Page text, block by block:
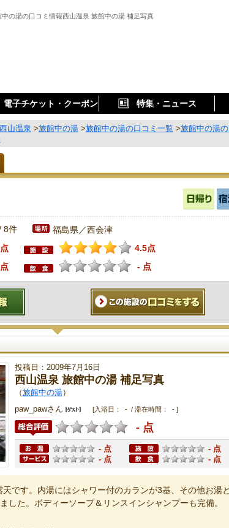
中の湯の口コミ情報西山温泉 旅館中の湯 補足写真
電子チケット・クーポン 特集・ニュース
西山温泉 >旅館中の湯>旅館中の湯の口コミ一覧 >旅館中の湯の
8件 福島県／西会津
4.5点
- 点
投稿日：2009年7月16日
西山温泉 旅館中の湯 補足写真
（旅館中の湯）
paw_pawさん
[入浴日： - / 滞在時間： - ]
- 点
- 点
- 点
- 点
- 点
です。内湯にはシャワー付のカランが3基、その他お湯と
した。ボディーソープ＆リンスインシャンプーも完備。